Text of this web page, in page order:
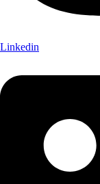
Linkedin